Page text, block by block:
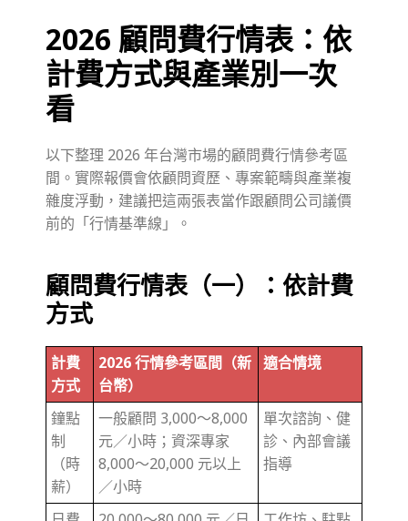
2026 顧問費行情表：依
計費方式與產業別一次
看
以下整理 2026 年台灣市場的顧問費行情參考區
間。實際報價會依顧問資歷、專案範疇與產業複
雜度浮動，建議把這兩張表當作跟顧問公司議價
前的「行情基準線」。
顧問費行情表（一）：依計費
方式
計費
方式
2026 行情參考區間（新
台幣）
適合情境
鐘點
制
（時
薪）
一般顧問 3,000～8,000
元／小時；資深專家
8,000～20,000 元以上
／小時
單次諮詢、健
診、內部會議
指導